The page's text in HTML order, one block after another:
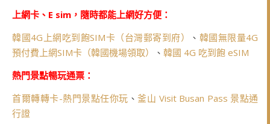
上網卡、E sim，隨時都能上網好方便：
韓國4G上網吃到飽SIM卡（台灣郵寄到府）
、 韓國無限量4G
預付費上網SIM卡（韓國機場領取）
、 韓國 4G 吃到飽 eSIM
熱門景點暢玩通票：
首爾轉轉卡-熱門景點任你玩 、 釜山 Visit Busan Pass 景點通
行證